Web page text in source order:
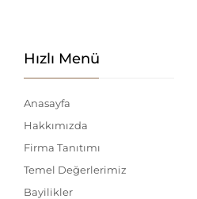
Hızlı Menü
Anasayfa
Hakkımızda
Firma Tanıtımı
Temel Değerlerimiz
Bayilikler